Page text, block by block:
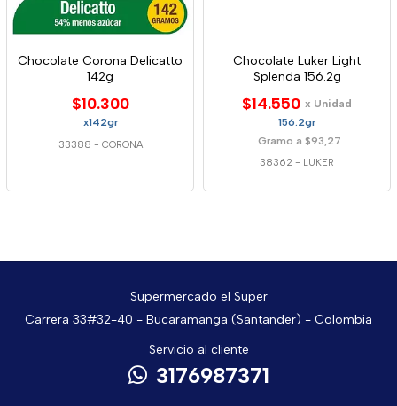
Chocolate Corona Delicatto
142g
$10.300
x142gr
33388 - CORONA
Chocolate Luker Light
Splenda 156.2g
$14.550 x Unidad
156.2gr
Gramo a $93,27
38362 - LUKER
Supermercado el Super
Carrera 33#32-40 - Bucaramanga (Santander) - Colombia
Servicio al cliente
3176987371